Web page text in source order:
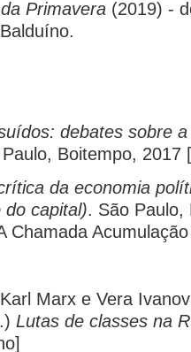
Primavera (2019) -
debates sobre
Boitempo, 2017
da economia
do capital). São Paulo,
Chamada
Marx e Vera
Lutas de classes na